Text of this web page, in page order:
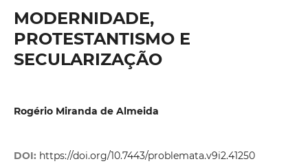
MODERNIDADE,
PROTESTANTISMO E
SECULARIZAÇÃO
Rogério Miranda de Almeida
DOI: https://doi.org/10.7443/problemata.v9i2.41250